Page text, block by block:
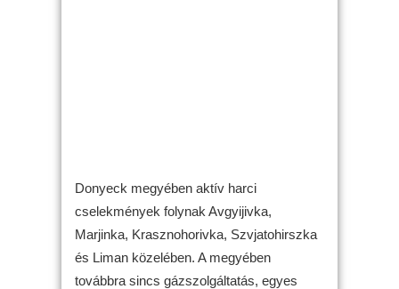
Donyeck megyében aktív harci
cselekmények folynak Avgyijivka,
Marjinka, Krasznohorivka, Szvjatohirszka
és Liman közelében. A megyében
továbbra sincs gázszolgáltatás, egyes